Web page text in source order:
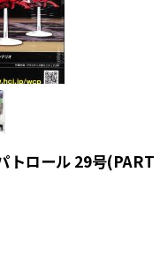
トロール 29号(PART